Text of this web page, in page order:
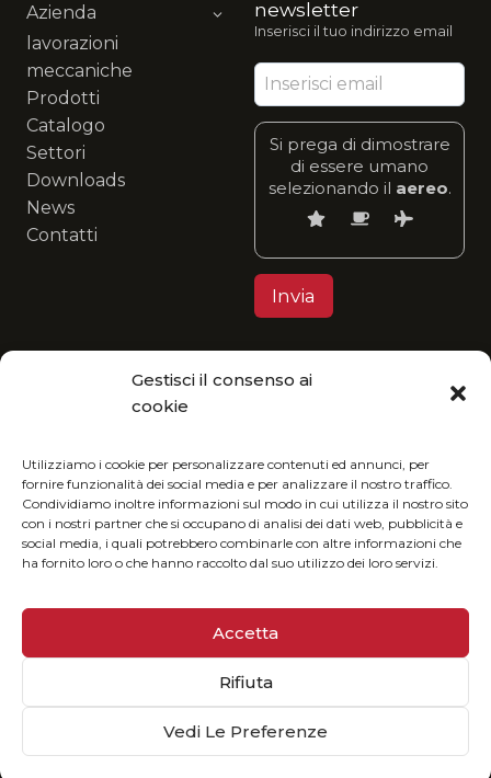
Gestisci il consenso ai
cookie
Utilizziamo i cookie per personalizzare contenuti ed annunci, per
fornire funzionalità dei social media e per analizzare il nostro traffico.
Condividiamo inoltre informazioni sul modo in cui utilizza il nostro sito
con i nostri partner che si occupano di analisi dei dati web, pubblicità e
social media, i quali potrebbero combinarle con altre informazioni che
ha fornito loro o che hanno raccolto dal suo utilizzo dei loro servizi.
Accetta
Rifiuta
Vedi Le Preferenze
Azienda
lavorazioni
meccaniche
Prodotti
Catalogo
Settori
Downloads
News
Contatti
newsletter
Inserisci il tuo indirizzo email
Si prega di dimostrare
di essere umano
selezionando il aereo.
friendly: fruisci del nostro catalogo in formato
digitale e riduci l’impatto ambientale.
© 2025 MGiTALY | P. Iva 02073160513